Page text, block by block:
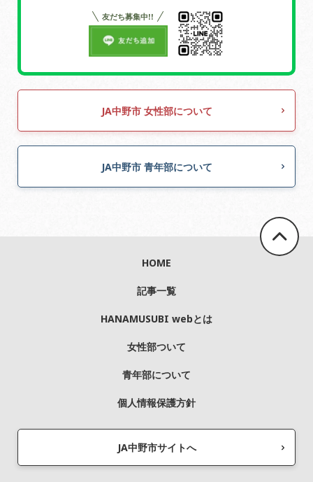
友だち募集中!!
JA中野市 女性部について
JA中野市 青年部について
HOME
記事一覧
HANAMUSUBI webとは
女性部ついて
青年部について
個人情報保護方針
JA中野市サイトへ